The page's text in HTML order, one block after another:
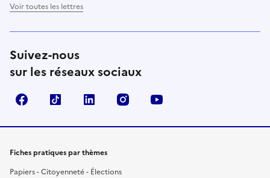
Voir toutes les lettres
Suivez-nous
sur les réseaux sociaux
FacebookTikTok LinkedIn Instagram
Fiches pratiques par thèmes
Papiers - Citoyenneté - Élections